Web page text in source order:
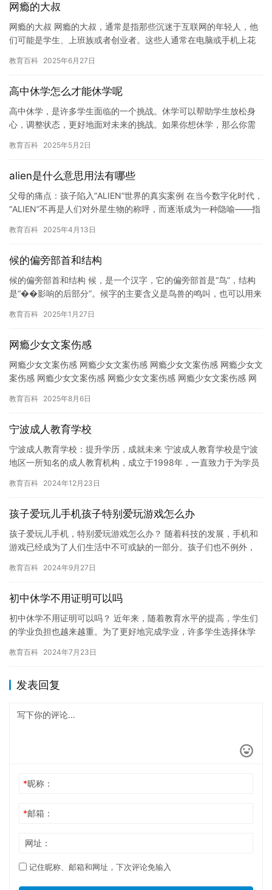
网瘾的大叔
网瘾的大叔 网瘾的大叔，通常是指那些沉迷于互联网的年轻人，他
们可能是学生、上班族或者创业者。这些人通常在电脑或手机上花
乐活…
教育百科 2025年6月27日
高中休学怎么才能休学呢
高中休学，是许多学生面临的一个挑战。休学可以帮助学生放松身
心，调整状态，更好地面对未来的挑战。如果你想休学，那么你需
首先…
教育百科 2025年5月2日
alien是什么意思用法有哪些
父母的痛点：孩子陷入“ALIEN”世界的真实案例 在当今数字化时代，
“ALIEN”不再是人们对外星生物的称呼，而逐渐成为一种隐喻——指
教育百科 2025年4月13日
候的偏旁部首和结构
候的偏旁部首和结构 候，是一个汉字，它的偏旁部首是“鸟”，结构
是“��影响的后部分”。候字的主要含义是鸟兽的鸣叫，也可以用来
教育百科 2025年1月27日
网瘾少女文案伤感
网瘾少女文案伤感 网瘾少女文案伤感 网瘾少女文案伤感 网瘾少女文
案伤感 网瘾少女文案伤感 网瘾少女文案伤感 网瘾少女文案伤感 网
教育百科 2025年8月6日
宁波成人教育学校
宁波成人教育学校：提升学历，成就未来 宁波成人教育学校是宁波
地区一所知名的成人教育机构，成立于1998年，一直致力于为学员
教育百科 2024年12月23日
孩子爱玩儿手机孩子特别爱玩游戏怎么办
孩子爱玩儿手机，特别爱玩游戏怎么办？ 随着科技的发展，手机和
游戏已经成为了人们生活中不可或缺的一部分。孩子们也不例外，
不仅…
教育百科 2024年9月27日
初中休学不用证明可以吗
初中休学不用证明可以吗？ 近年来，随着教育水平的提高，学生们
的学业负担也越来越重。为了更好地完成学业，许多学生选择休学
那…
教育百科 2024年7月23日
发表回复
*昵称：
*邮箱：
网址：
记住昵称、邮箱和网址，下次评论免输入